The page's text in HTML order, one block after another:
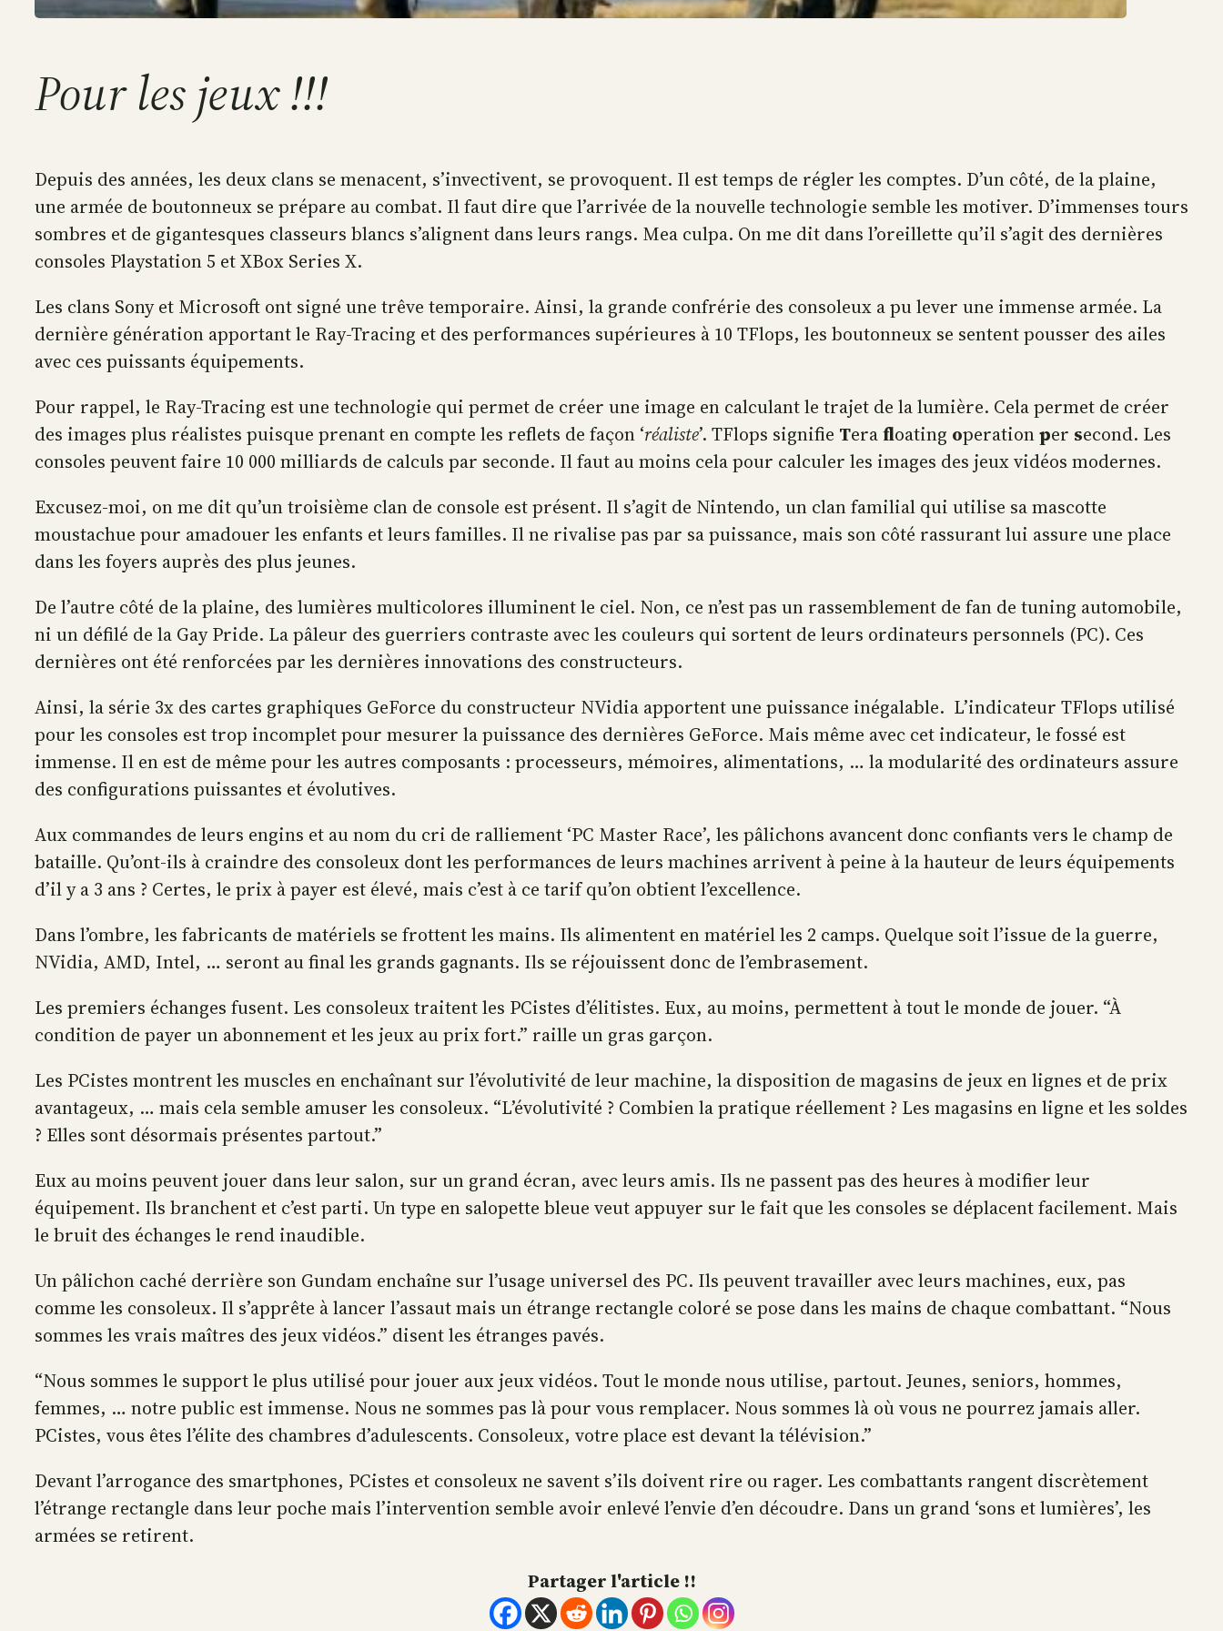
Pour les jeux !!!
Depuis des années, les deux clans se menacent, s’invectivent, se provoquent. Il est temps de régler les comptes. D’un côté, de la plaine,
une armée de boutonneux se prépare au combat. Il faut dire que l’arrivée de la nouvelle technologie semble les motiver. D’immenses tours
sombres et de gigantesques classeurs blancs s’alignent dans leurs rangs. Mea culpa. On me dit dans l’oreillette qu’il s’agit des dernières
consoles Playstation 5 et XBox Series X.
Les clans Sony et Microsoft ont signé une trêve temporaire. Ainsi, la grande confrérie des consoleux a pu lever une immense armée. La
dernière génération apportant le Ray-Tracing et des performances supérieures à 10 TFlops, les boutonneux se sentent pousser des ailes
avec ces puissants équipements.
Pour rappel, le Ray-Tracing est une technologie qui permet de créer une image en calculant le trajet de la lumière. Cela permet de créer
des images plus réalistes puisque prenant en compte les reflets de façon ‘réaliste’. TFlops signifie Terafloating operationper second. Les
consoles peuvent faire 10 000 milliards de calculs par seconde. Il faut au moins cela pour calculer les images des jeux vidéos modernes.
Excusez-moi, on me dit qu’un troisième clan de console est présent. Il s’agit de Nintendo, un clan familial qui utilise sa mascotte
moustachue pour amadouer les enfants et leurs familles. Il ne rivalise pas par sa puissance, mais son côté rassurant lui assure une place
dans les foyers auprès des plus jeunes.
De l’autre côté de la plaine, des lumières multicolores illuminent le ciel. Non, ce n’est pas un rassemblement de fan de tuning automobile,
ni un défilé de la Gay Pride. La pâleur des guerriers contraste avec les couleurs qui sortent de leurs ordinateurs personnels (PC). Ces
dernières ont été renforcées par les dernières innovations des constructeurs.
Ainsi, la série 3x des cartes graphiques GeForce du constructeur NVidia apportent une puissance inégalable. L’indicateur TFlops utilisé
pour les consoles est trop incomplet pour mesurer la puissance des dernières GeForce. Mais même avec cet indicateur, le fossé est
immense. Il en est de même pour les autres composants : processeurs, mémoires, alimentations, … la modularité des ordinateurs assure
des configurations puissantes et évolutives.
Aux commandes de leurs engins et au nom du cri de ralliement ‘PC Master Race’, les pâlichons avancent donc confiants vers le champ de
bataille. Qu’ont-ils à craindre des consoleux dont les performances de leurs machines arrivent à peine à la hauteur de leurs équipements
d’il y a 3 ans ? Certes, le prix à payer est élevé, mais c’est à ce tarif qu’on obtient l’excellence.
Dans l’ombre, les fabricants de matériels se frottent les mains. Ils alimentent en matériel les 2 camps. Quelque soit l’issue de la guerre,
NVidia, AMD, Intel, … seront au final les grands gagnants. Ils se réjouissent donc de l’embrasement.
Les premiers échanges fusent. Les consoleux traitent les PCistes d’élitistes. Eux, au moins, permettent à tout le monde de jouer. “À
condition de payer un abonnement et les jeux au prix fort.” raille un gras garçon.
Les PCistes montrent les muscles en enchaînant sur l’évolutivité de leur machine, la disposition de magasins de jeux en lignes et de prix
avantageux, … mais cela semble amuser les consoleux. “L’évolutivité ? Combien la pratique réellement ? Les magasins en ligne et les soldes
? Elles sont désormais présentes partout.”
Eux au moins peuvent jouer dans leur salon, sur un grand écran, avec leurs amis. Ils ne passent pas des heures à modifier leur
équipement. Ils branchent et c’est parti. Un type en salopette bleue veut appuyer sur le fait que les consoles se déplacent facilement. Mais
le bruit des échanges le rend inaudible.
Un pâlichon caché derrière son Gundam enchaîne sur l’usage universel des PC. Ils peuvent travailler avec leurs machines, eux, pas
comme les consoleux. Il s’apprête à lancer l’assaut mais un étrange rectangle coloré se pose dans les mains de chaque combattant. “Nous
sommes les vrais maîtres des jeux vidéos.” disent les étranges pavés.
“Nous sommes le support le plus utilisé pour jouer aux jeux vidéos. Tout le monde nous utilise, partout. Jeunes, seniors, hommes,
femmes, … notre public est immense. Nous ne sommes pas là pour vous remplacer. Nous sommes là où vous ne pourrez jamais aller.
PCistes, vous êtes l’élite des chambres d’adulescents. Consoleux, votre place est devant la télévision.”
Devant l’arrogance des smartphones, PCistes et consoleux ne savent s’ils doivent rire ou rager. Les combattants rangent discrètement
l’étrange rectangle dans leur poche mais l’intervention semble avoir enlevé l’envie d’en découdre. Dans un grand ‘sons et lumières’, les
armées se retirent.
Partager l'article !!